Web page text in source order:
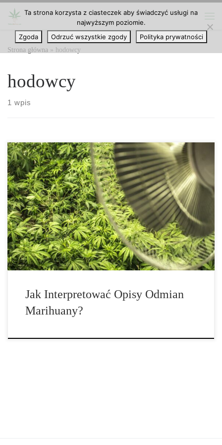
Przejdź do treści
Strona główna » hodowcy
hodowcy
1 wpis
Otrzymujemy wiele zapytań o parametry zawarte w opisach
różnych odmian konopi, a dokładniej, w sekcji cech. Podczas gdy
niektóre aspekty, takie jak produkcja na metr kwadratowy lub
zawartość kannabinoidów, są bardzo jasne dla doświadczonych
hodowców, nowicjusze w cudownym świecie domowej uprawy
marihuany mogą je uznać za mylące. Dziś szczegółowo
wyjaśniamy […]
Jak Interpretować Opisy Odmian
Marihuany?
Ta strona korzysta z ciasteczek aby świadczyć usługi na
najwyższym poziomie.
Zgoda
Odrzuć wszystkie zgody Polityka prywatności